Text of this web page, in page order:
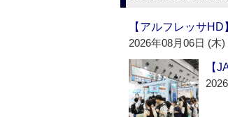
【アルフレッサ
2026年08月06日 (木)
【